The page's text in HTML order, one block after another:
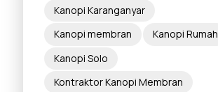
Kanopi Karanganyar
Kanopi membran
Kanopi Rumah
Kanopi Solo
Kontraktor Kanopi Membran